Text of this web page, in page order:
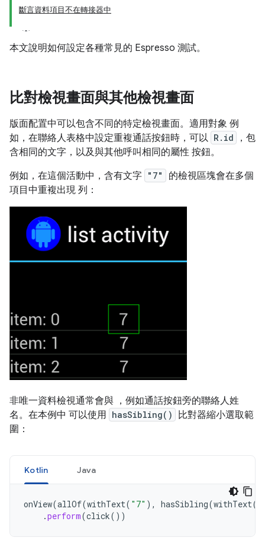
斷言資料項目不在轉接器中
本文說明如何設定各種常見的 Espresso 測試。
比對檢視畫面與其他檢視畫面
版面配置中可以包含不同的特定檢視畫面。適用對象 例
如，在聯絡人表格中設定重複通話按鈕時，可以 R.id
，包
含相同的文字，以及與其他呼叫相同的屬性 按鈕。
例如，在這個活動中，含有文字 "7"
的檢視區塊會在多個
項目中重複出現 列：
非唯一資料檢視通常會與 ，例如通話按鈕旁的聯絡人姓
名。在本例中 可以使用 hasSibling()
比對器縮小選取範
圍：
Kotlin Java
onView(allOf(withText( "7" ), hasSibling(withText(
.perform(click())